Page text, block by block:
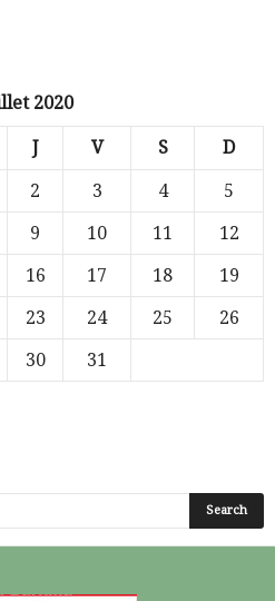
2020
J V S D
2 3 4
5
9 10 11
12
16 17 18
19
23 24 25
26
30
31